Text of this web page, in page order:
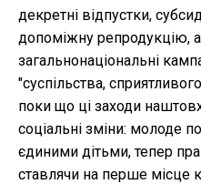
декретні відпустки,
допоміжну репродукцію,
загальнонаціональні
"суспільства,
поки що ці заходи
соціальні зміни: молоде
єдиними дітьми, тепер
ставлячи на перше місце